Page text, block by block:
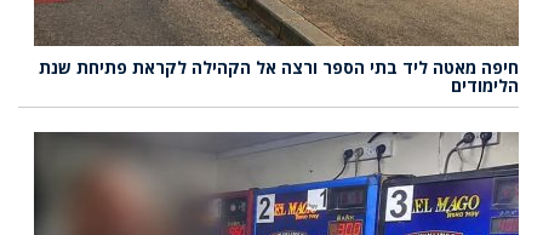
חיפה מאטה ליד בתי הספר ורצה אל הקהילה לקראת פתיחת שנת
הלימודים